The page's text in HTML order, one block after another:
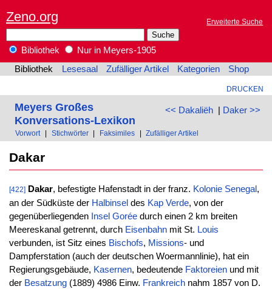
Zeno.org Erweiterte Suche
Bibliothek
Nur in Meyers-1905
Bibliothek
Lesesaal Zufälliger Artikel Kategorien Shop
DRUCKEN
<< Dakaliëh| Daker >>
Meyers Großes
Konversations-Lexikon
Vorwort Stichwörter Faksimiles Zufälliger Artikel
Dakar
[422] Dakar, befestigte Hafenstadt in der franz. Kolonie Senegal,
an der Südküste der Halbinsel des Kap Verde, von der
gegenüberliegenden Insel Goréedurch einen 2 km breiten
Meereskanal getrennt, durch Eisenbahnmit St. Louis
verbunden, ist Sitz eines Bischofs, Missions- und
Dampferstation (auch der deutschen Woermannlinie), hat ein
Regierungsgebäude, Kasernen, bedeutende Faktoreienund mit
der Besatzung(1889) 4986 Einw. Frankreichnahm 1857 von D.